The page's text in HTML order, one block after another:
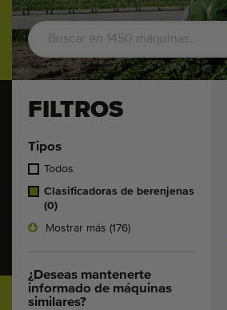
FILTROS
Tipos
Todos
Clasificadoras de berenjenas
(0)
Mostrar más (176)
¿Deseas mantenerte
informado de máquinas
similares?